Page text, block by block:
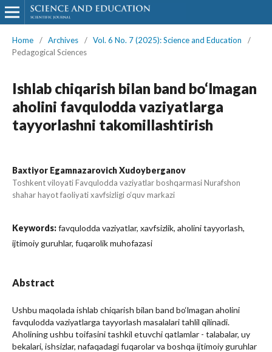
Home / Archives / Vol. 6 No. 7 (2025): Science and Education
/
Pedagogical Sciences
Ishlab chiqarish bilan band bo‘lmagan
aholini favqulodda vaziyatlarga
tayyorlashni takomillashtirish
Baxtiyor Egamnazarovich Xudoyberganov
Toshkent viloyati Favqulodda vaziyatlar boshqarmasi Nurafshon
shahar hayot faoliyati xavfsizligi o‘quv markazi
Keywords:favqulodda vaziyatlar, xavfsizlik, aholini tayyorlash,
ijtimoiy guruhlar, fuqarolik muhofazasi
Abstract
Ushbu maqolada ishlab chiqarish bilan band bo‘lmagan aholini
favqulodda vaziyatlarga tayyorlash masalalari tahlil qilinadi.
Aholining ushbu toifasini tashkil etuvchi qatlamlar - talabalar, uy
bekalari, ishsizlar, nafaqadagi fuqarolar va boshqa ijtimoiy guruhlar